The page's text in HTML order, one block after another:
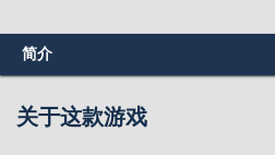
简介
关于这款游戏